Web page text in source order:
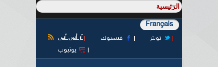
Français
آر أس أس فيسبوك
تويتر
يوتيوب